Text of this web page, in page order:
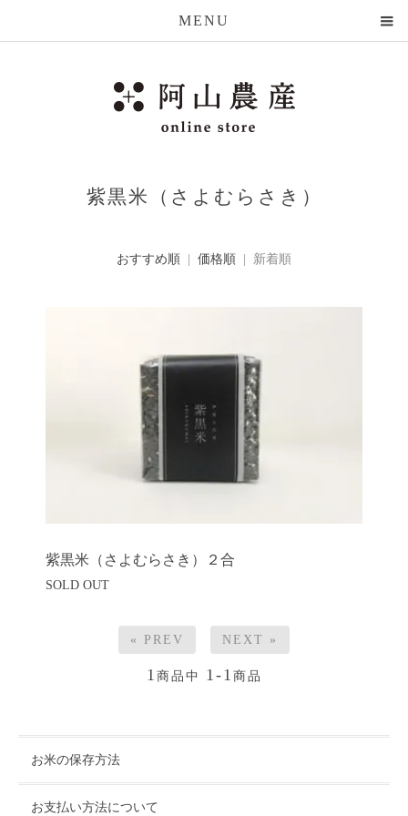
MENU
紫黒米（さよむらさき）
おすすめ順 価格順 | 新着順
紫黒米（さよむらさき）２合
SOLD OUT
« PREV NEXT »
1 商品中 1-1 商品
お米の保存方法
お支払い方法について